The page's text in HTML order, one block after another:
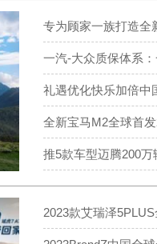
专为顾家一族打造全
一汽-大众质保体系
礼遇优化快乐加倍中
全新宝马M2全球首
推5款车型迈腾200
2023款艾瑞泽